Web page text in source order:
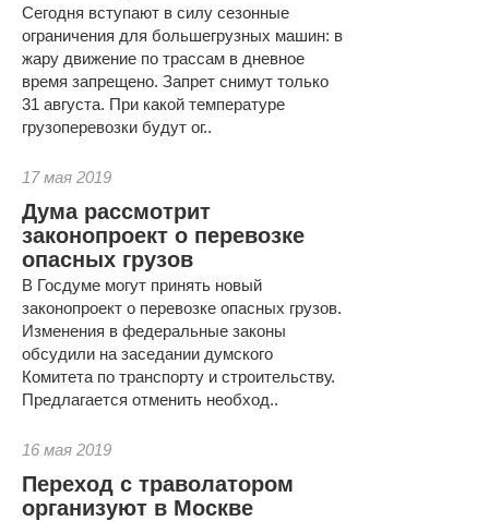
Сегодня вступают в силу сезонные
ограничения для большегрузных машин: в
жару движение по трассам в дневное
время запрещено. Запрет снимут только
31 августа. При какой температуре
грузоперевозки будут ог..
17 мая 2019
Дума рассмотрит
законопроект о перевозке
опасных грузов
В Госдуме могут принять новый
законопроект о перевозке опасных грузов.
Изменения в федеральные законы
обсудили на заседании думского
Комитета по транспорту и строительству.
Предлагается отменить необход..
16 мая 2019
Переход с траволатором
организуют в Москве